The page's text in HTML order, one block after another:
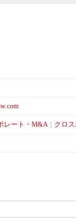
レート・M&A クロ